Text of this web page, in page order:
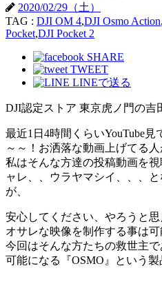
2020/02/29（土）
TAG : DJI OM 4,DJI Osmo Action,
Pocket,DJI Pocket 2
SHARE
TWEET
LINEで送る
DJI認定ストア 東京虎ノ門の吉
最近1日4時間くらいYouTube
～～！お洒落な動画上げてる人
私はそんな方達の投稿動画を
ャレ、、ウラヤマシイ、、、
が、
安心してください、やろうと
オサレな映像を制作する事は可
今回はそんな方たちの救世主
可能になる『OSMO』という製